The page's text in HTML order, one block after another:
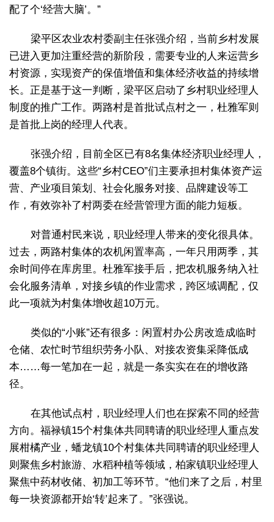
配了个‘经营大脑’。”
梁平区农业农村委副主任张强介绍，当前乡村发展
已进入更加注重经营的新阶段，需要专业的人来运营乡
村资源，实现资产的保值增值和集体经济收益的持续增
长。正是基于这一判断，梁平区启动了乡村职业经理人
制度的推广工作。两路村是首批试点村之一，杜雅军则
是首批上岗的经理人代表。
张强介绍，目前全区已有8名集体经济职业经理人，
覆盖8个镇街。这些“乡村CEO”们主要承担村集体资产运
营、产业项目策划、社会化服务对接、品牌建设等工
作，有效弥补了村两委在经营管理方面的能力短板。
对普通村民来说，职业经理人带来的变化很具体。
过去，两路村集体的农机闲置率高，一年只用两季，其
余时间停在库房里。杜雅军接手后，把农机服务纳入社
会化服务清单，对接乡镇的作业需求，跨区域调配，仅
此一项就为村集体增收超10万元。
类似的“小账”还有很多：闲置村办公房改造成临时
仓储、农忙时节组织劳务小队、对接农资集采降低成
本……每一笔加在一起，就是一条实实在在的增收路
径。
在其他试点村，职业经理人们也在探索不同的经营
方向。福禄镇15个村集体共同聘请的职业经理人重点发
展柑橘产业，蟠龙镇10个村集体共同聘请的职业经理人
则聚焦乡村旅游、水稻种植等领域，柏家镇职业经理人
聚焦中药材收储、初加工等环节。“他们来了之后，村里
每一块资源都开始‘转’起来了。”张强说。